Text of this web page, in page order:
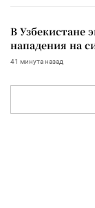
В Узбекистане
нападения на
41 минута назад